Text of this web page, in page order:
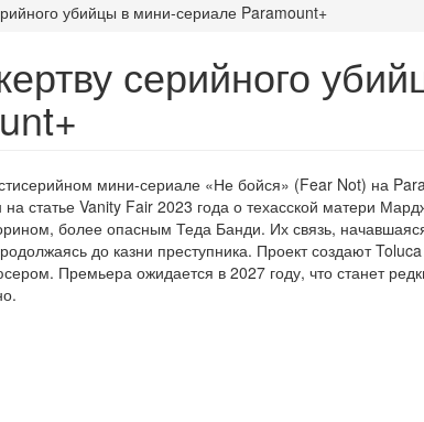
убийцы в мини-сериале Paramount+
серийного
мини-сериале «Не бойся» (Fear Not) на
статье Vanity Fair 2023 года о техасской матери
более опасным Теда Банди. Их связь,
до казни преступника. Проект создают
Премьера ожидается в 2027 году, что станет